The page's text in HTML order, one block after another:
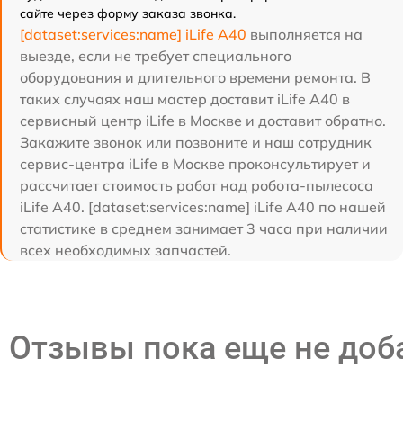
сайте через форму заказа звонка.
[dataset:services:name] iLife A40 выполняется на
выезде, если не требует специального
оборудования и длительного времени ремонта. В
таких случаях наш мастер доставит iLife A40 в
сервисный центр iLife в Москве и доставит обратно.
Закажите звонок или позвоните и наш сотрудник
сервис-центра iLife в Москве проконсультирует и
рассчитает стоимость работ над робота-пылесоса
iLife A40. [dataset:services:name] iLife A40 по нашей
статистике в среднем занимает 3 часа при наличии
всех необходимых запчастей.
Отзывы пока еще не